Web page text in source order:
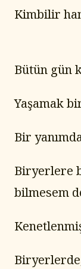
Kimbilir
Bütün gün
Yaşamak
Bir
Biryerlere
bilmesem